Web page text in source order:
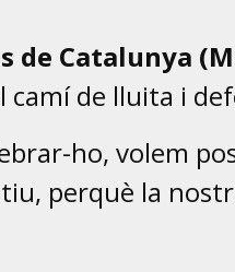
de Catalunya
camí de lluita i
ho, volem
perquè la